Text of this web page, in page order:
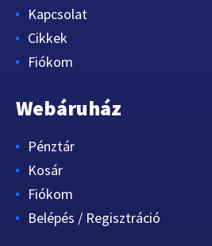
Kapcsolat
Cikkek
Fiókom
Webáruház
Pénztár
Kosár
Fiókom
Belépés / Regisztráció